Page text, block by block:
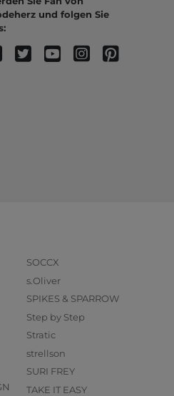
und folgen Sie
SOCCX
s.Oliver
SPIKES & SPARROW
Step by Step
Stratic
strellson
SURI FREY
TAKE IT EASY